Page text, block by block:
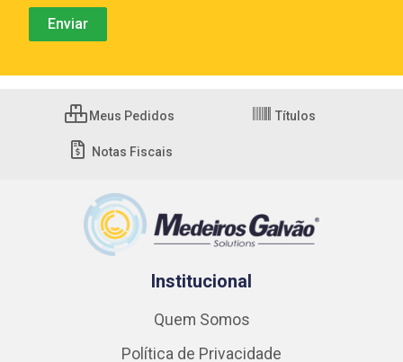
Meus Pedidos Títulos
Notas Fiscais
Institucional
Quem Somos
Política de Privacidade